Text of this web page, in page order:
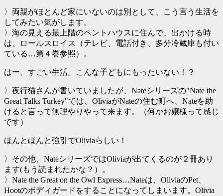
〉両親がほとんど家にいないのは別として、こう言う生活を
してみたい気がします。
〉海の見える最上階のペントハウスに住んで、出かける時
は、ロールスロイス（テレビ、電話付き、多分冷蔵庫も付い
ている…第４巻参照）。
はー、すごい生活。こんな子どもにもったいない！？
〉夜行猫さんが書いていましたが、Nateシリーズの"Nate the
Great Talks Turkey"では、OliviaがNateの住む町へ、Nateを助
けると言って無理やりやって来ます。（何かお嬢様って感じ
です）
ほんとほんと強引でOliviaらしい！
〉その他、NateシリーズではOliviaが出てくるのが２冊あり
ます(もう読まれたかな？）。
〉Nate the Great on the Owl Express…Nateは、OliviaのPet、
Hootのボディガードをすることになってしまいます。Olivia